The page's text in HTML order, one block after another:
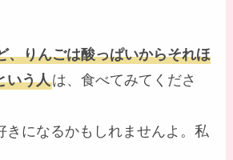
、りんごは酸っぱいからそれほ
いう人は、食べてみてくださ
きになるかもしれませんよ。私